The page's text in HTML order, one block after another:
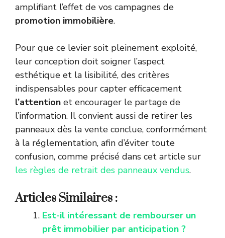
amplifiant l’effet de vos campagnes de
promotion immobilière.
Pour que ce levier soit pleinement exploité,
leur conception doit soigner l’aspect
esthétique et la lisibilité, des critères
indispensables pour capter efficacement
l’attention et encourager le partage de
l’information. Il convient aussi de retirer les
panneaux dès la vente conclue, conformément
à la réglementation, afin d’éviter toute
confusion, comme précisé dans cet article sur
les règles de retrait des panneaux vendus.
Articles Similaires :
Est-il intéressant de rembourser un
prêt immobilier par anticipation ?